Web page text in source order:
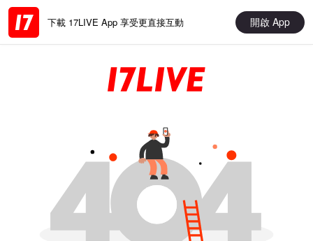
下載 17LIVE App 享受更直接互動 開啟 App